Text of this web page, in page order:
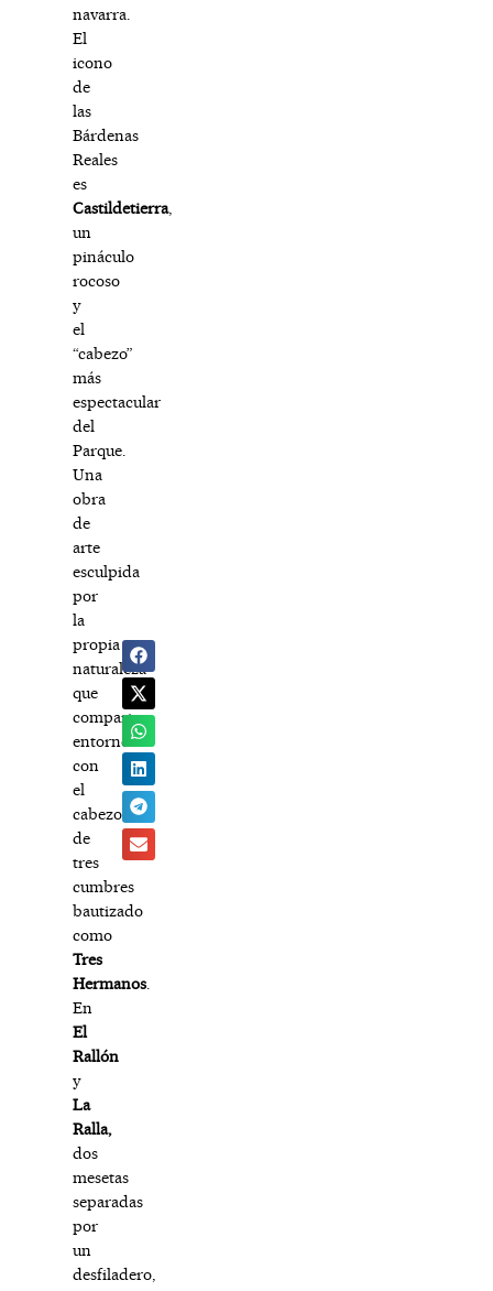
navarra.
El
icono
de
las
Bárdenas
Reales
es
Castildetierra,
un
pináculo
rocoso
y
el
“cabezo”
más
espectacular
del
Parque.
Una
obra
de
arte
esculpida
por
la
propia
naturaleza
que
comparte
entorno
con
el
cabezo
de
tres
cumbres
bautizado
como
Tres
Hermanos.
En
El
Rallón
y
La
Ralla,
dos
mesetas
separadas
por
un
desfiladero,